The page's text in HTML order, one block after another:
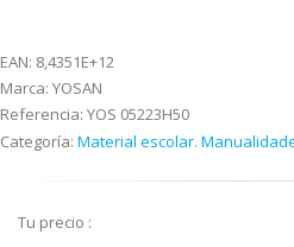
EAN: 8,4351E+12
Marca: YOSAN
Referencia: YOS 05223H50
Categoría: Material escolar.
Tu precio :